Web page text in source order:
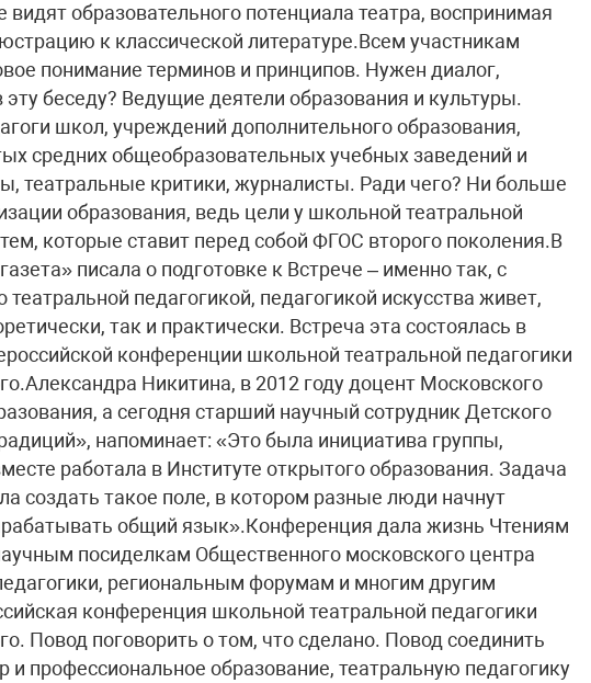
образовательного потенциала театра, воспринимая
к классической литературе.Всем участникам
понимание терминов и принципов. Нужен диалог,
эту беседу? Ведущие деятели образования и культуры.
школ, учреждений дополнительного образования,
средних общеобразовательных учебных заведений и
театральные критики, журналисты. Ради чего? Ни больше
образования, ведь цели у школьной театральной
которые ставит перед собой ФГОС второго поколения.В
писала о подготовке к Встрече – именно так, с
педагогикой, педагогикой искусства живет,
так и практически. Встреча эта состоялась в
конференции школьной театральной педагогики
Никитина, в 2012 году доцент Московского
а сегодня старший научный сотрудник Детского
напоминает: «Это была инициатива группы,
работала в Институте открытого образования. Задача
создать такое поле, в котором разные люди начнут
общий язык».Конференция дала жизнь Чтениям
посиделкам Общественного московского центра
региональным форумам и многим другим
конференция школьной театральной педагогики
Повод поговорить о том, что сделано. Повод соединить
и профессиональное образование, театральную педагогику